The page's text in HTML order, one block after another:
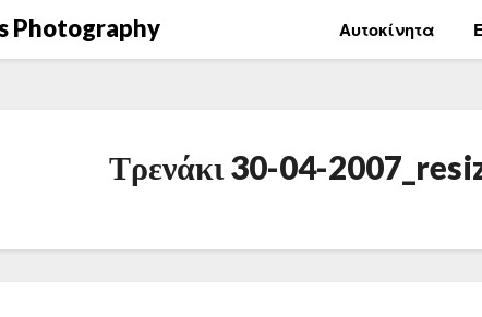
Photography Αυτοκίνητα
Τρενάκι 30-04-